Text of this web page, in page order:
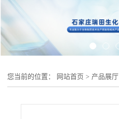
您当前的位置： 网站首页 > 产品展厅